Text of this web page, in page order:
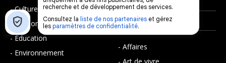
- Culture
- Économie
- Éducation
- Environnement
BALADOS
- Affaires